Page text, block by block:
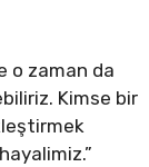
o zaman da
Kimse bir